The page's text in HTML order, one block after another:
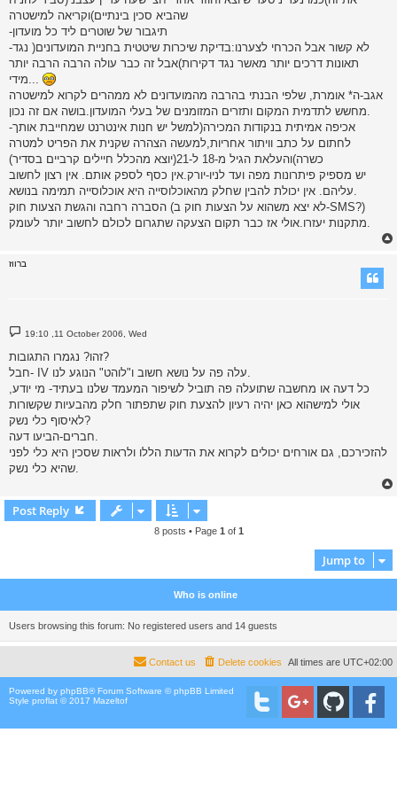
שהביא סכין בינתיים)וקריאה למישטרה
-תיגבור של שוטרים ליד כל מועדון
-לא קשור אבל הכרחי לצערנו:בדיקת שיכרות שיטטית בחניית המועדונים( נגד
תאונות דרכים יותר מאשר נגד דקירות)אבל זה כבר עולה הרבה הרבה יותר
אגב-ה* אומרת, שלפי הבנתי בהרבה מהמועדונים לא ממהרים לקרוא למישטרה
-אכיפה אמיתית בנקודות המכירה(למשל יש חנות אינטרנט שמחייבת אותך
לחתום על כתב וויתור אחריות,למעשה הצהרה שקנית את הפריט למטרה
כשרה)והעלאת הגיל מ-18 ל-21(יוצא מהכלל חיילים קרביים בסדיר)
יש מספיק פיתרונות מפה ועד לניו-יורק.אין כסף לספק אותם. אין רצון לחשוב
הסברה רחבה והגשת הצעות חוק (לא יצא משהוא על הצעות חוק ב-SMS?)
ברווז
P
o
t
19:10 ,11 October 2006, Wed
זהו? נגמרו התגובות?
חבל- IV עלה פה על נושא חשוב ו"לוהט" הנוגע לנו.
כל דעה או מחשבה שתועלה פה תוביל לשיפור המעמד שלנו בעתיד- מי יודע,
אולי למישהוא כאן יהיה רעיון להצעת חוק שתפתור חלק מהבעיות שקשורות
לאיסוף כלי נשק?
חברים-הביעו דעה.
להזכירכם, גם אורחים יכולים לקרוא את הדעות הללו ולראות שסכין היא כלי לפני
שהיא כלי נשק.
Post Reply
8 posts • Page 1 of 1
Jump to
Who is online
Users browsing this forum: No registered users and 14 guests
All times are UTC+02:00
Delete cookies
Contact us
Powered by phpBB® Forum Software © phpBB Limited
Style proflat © 2017 Mazeltof